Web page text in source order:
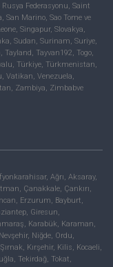
Federasyonu, Saint
San Marino, Sao Tome ve
Singapur, Slovakya,
Sudan, Surinam, Suriye,
Tayvan192, Togo,
Türkiye, Türkmenistan,
Vatikan, Venezuela,
Zambiya, Zimbabve
Ağrı, Aksaray,
Çanakkale, Çankırı,
Erzurum, Bayburt,
Giresun,
Karabük, Karaman,
Niğde, Ordu,
Kırşehir, Kilis, Kocaeli,
Tekirdağ, Tokat,